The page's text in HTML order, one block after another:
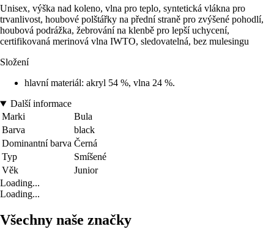
Unisex, výška nad koleno, vlna pro teplo, syntetická vlákna pro
trvanlivost, houbové polštářky na přední straně pro zvýšené pohodlí,
houbová podrážka, žebrování na klenbě pro lepší uchycení,
certifikovaná merinová vlna IWTO, sledovatelná, bez mulesingu
Složení
hlavní materiál: akryl 54 %, vlna 24 %.
Další informace
Marki
Bula
Barva
black
Dominantní barva Černá
Typ
Smíšené
Věk
Junior
Loading...
Loading...
Všechny naše značky